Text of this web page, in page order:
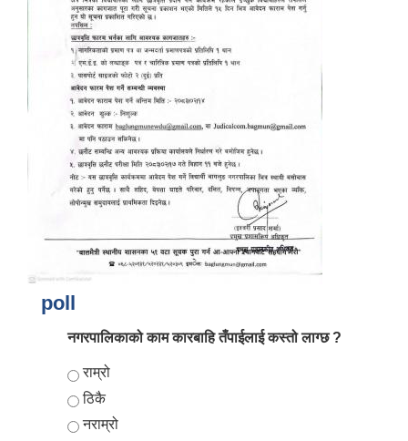
poll
नगरपालिकाको काम कारबाहि तँपाईलाई कस्तो लाग्छ ?
Choices
राम्रो
ठिकै
नराम्रो